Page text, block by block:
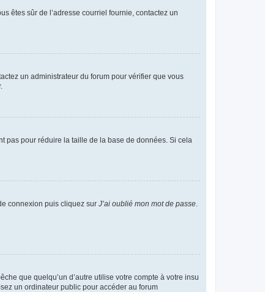
êtes sûr de l’adresse courriel fournie, contactez un
un administrateur du forum pour vérifier que vous
pas pour réduire la taille de la base de données. Si cela
connexion puis cliquez sur J’ai oublié mon mot de passe.
que quelqu’un d’autre utilise votre compte à votre insu
un ordinateur public pour accéder au forum